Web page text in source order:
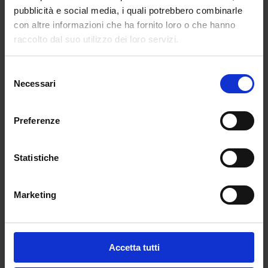
pubblicità e social media, i quali potrebbero combinarle
con altre informazioni che ha fornito loro o che hanno
raccolto dal suo utilizzo dei loro servizi.
delNecessari
Preferenze
Statistiche
Marketing
Accetta tutti
del 2033. Il primato spetta all’istruzione, con
oltre 31mila immissioni e stabilizzazioni in
rampa di lancio. Il contingente più corposo
(25mila) è costituito dagli insegnanti di
sostegno. Grazie a un finanziamento specifico
che parte da 60 milioni l’anno prossimo e sale
costi delle 25mila immissioni in ruolo e
a ognuno dei neoassunti. Non tutti avranno
una cattedra però già a settembre. Nel 2021/22
nel 2022/23 e gli ultimi 9mila nel 2023/24. Si
ripetersi dello stesso copione di quest’anno,